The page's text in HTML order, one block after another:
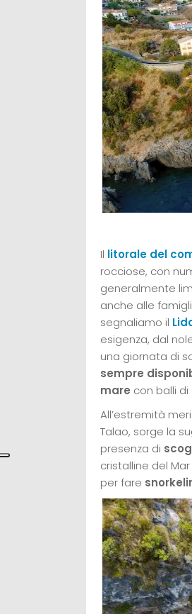
Il litorale del
rocciose, con
generalmente
anche alle
segnaliamo il
esigenza, dal
una giornata di
sempre
mare con balli
All’estremità
Talao, sorge la
presenza di
cristalline del
per fare